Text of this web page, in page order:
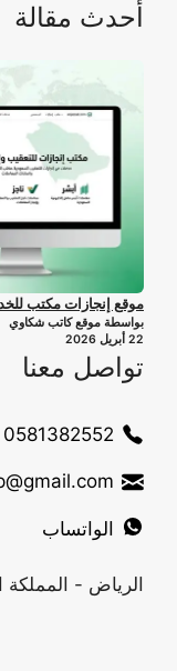
أحدث مقالة
موقع إنجازات مكتب
بواسطة موقع كاتب شكاوي
22 أبريل 2026
تواصل معنا
0581382552
الواتساب
الرياض - المملكة